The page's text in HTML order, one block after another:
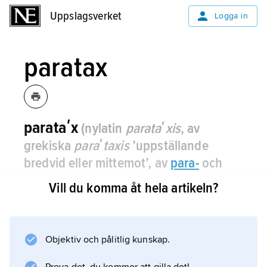
Uppslagsverket Logga in
paratax
parataʹx (nylatin parataʹxis, av
grekiska paraʹtaxis’uppställande
bredvid eller mittemot’, av para-och
taʹxis’ordning’, ’ordnande’)
samordning eller sidoordning av satser
Motsatsen är hypotax (underordning).
Vill du komma åt hela artikeln?
Objektiv och pålitlig kunskap.